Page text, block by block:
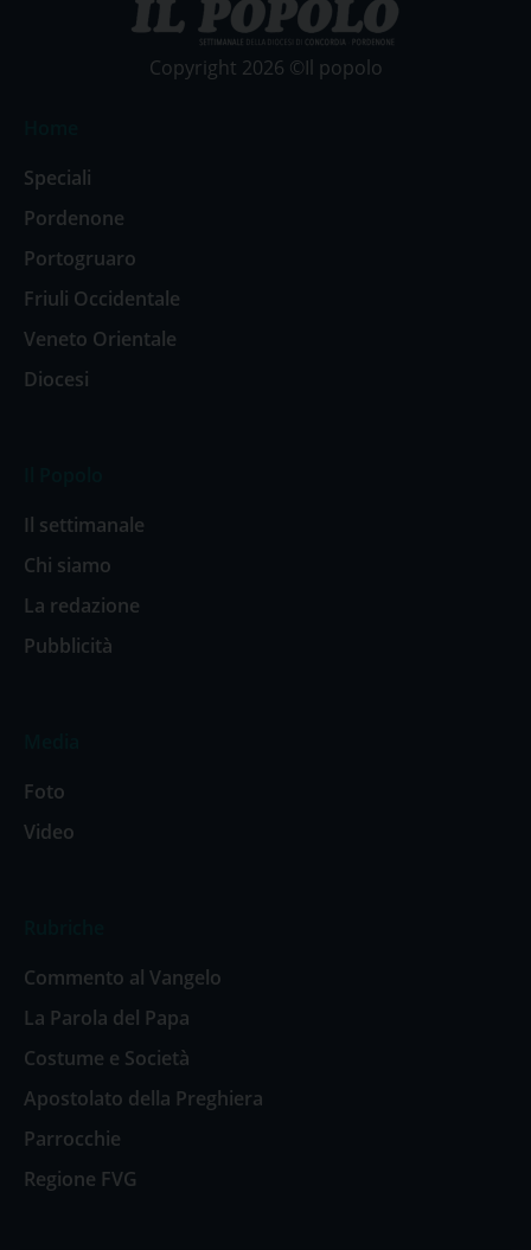
Copyright 2026 ©Il popolo
Speciali
Pordenone
Portogruaro
Friuli Occidentale
Veneto Orientale
Diocesi
Il settimanale
Chi siamo
La redazione
Pubblicità
Foto
Video
Commento al Vangelo
La Parola del Papa
Costume e Società
Apostolato della Preghiera
Parrocchie
Regione FVG